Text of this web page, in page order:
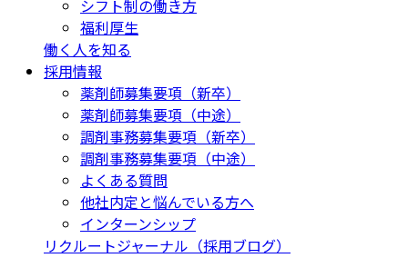
シフト制の働き方
福利厚生
働く人を知る
採用情報
薬剤師募集要項（新卒）
薬剤師募集要項（中途）
調剤事務募集要項（新卒）
調剤事務募集要項（中途）
よくある質問
他社内定と悩んでいる方へ
インターンシップ
リクルートジャーナル（採用ブログ）